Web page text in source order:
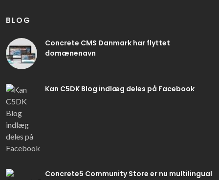
BLOG
Concrete CMS Danmark har flyttet
domænenavn
Kan C5DK Blog indlæg deles på Facebook
Concrete5 Community Store er nu multilingual